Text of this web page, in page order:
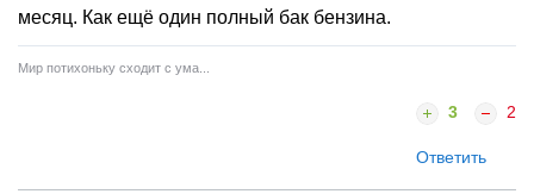
месяц. Как ещё один полный бак бензина.
Мир потихоньку сходит с ума...
3 2
Ответить